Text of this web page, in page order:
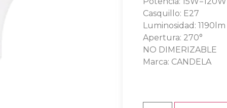
Casquillo: E27
Luminosidad: 1190lm
Apertura: 270°
NO DIMERIZABLE
Marca: CANDELA